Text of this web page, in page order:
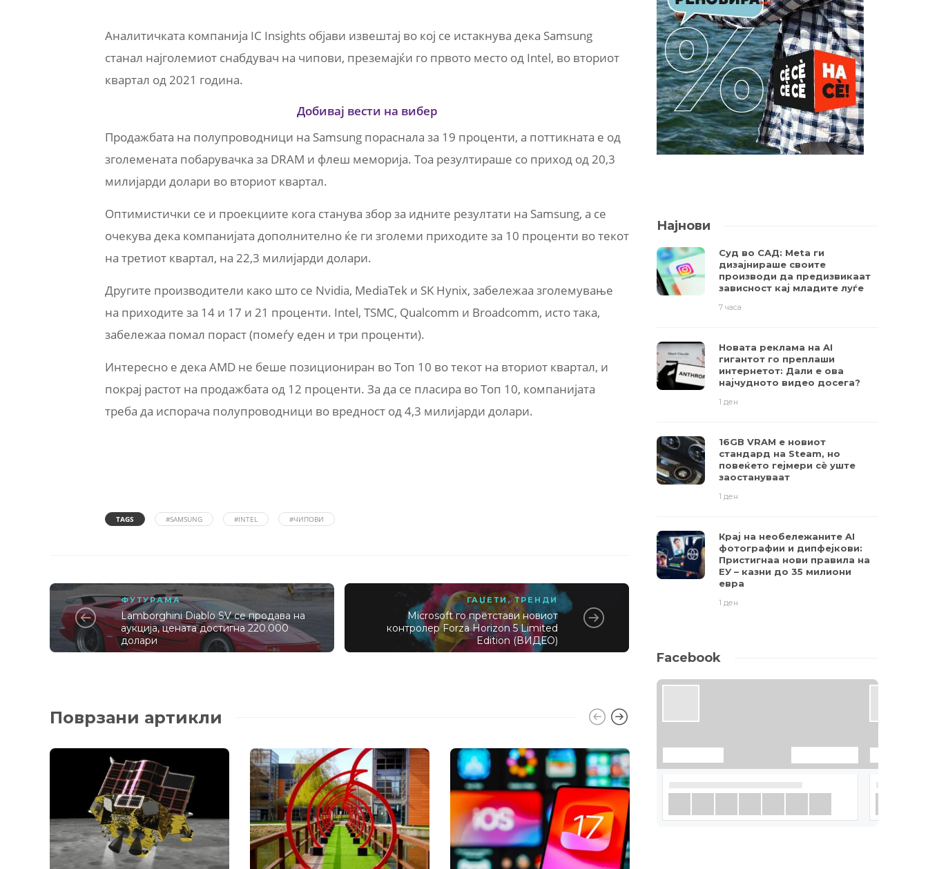
Аналитичката компанија IC Insights објави извештај во кој се истакнува дека Samsung
станал најголемиот снабдувач на чипови, преземајќи го првото место од Intel, во вториот
квартал од 2021 година.
Добивај вести на вибер
Продажбата на полупроводници на Samsung пораснала за 19 проценти, а поттикната е од
зголемената побарувачка за DRAM и флеш меморија. Тоа резултираше со приход од 20,3
милијарди долари во вториот квартал.
Оптимистички се и проекциите кога станува збор за идните резултати на Samsung, а се
очекува дека компанијата дополнително ќе ги зголеми приходите за 10 проценти во текот
на третиот квартал, на 22,3 милијарди долари.
Другите производители како што се Nvidia, MediaTek и SK Hynix, забележаа зголемување
на приходите за 14 и 17 и 21 проценти. Intel, TSMC, Qualcomm и Broadcomm, исто така,
забележаа помал пораст (помеѓу еден и три проценти).
Интересно е дека AMD не беше позициониран во Топ 10 во текот на вториот квартал, и
покрај растот на продажбата од 12 проценти. За да се пласира во Топ 10, компанијата
треба да испорача полупроводници во вредност од 4,3 милијарди долари.
TAGS #SAMSUNG #INTEL #ЧИПОВИ
ФУТУРАМА
Lamborghini Diablo SV се продава на
аукција, цената достигна 220.000
долари
ГАЏЕТИ,ТРЕНДИ
Microsoft го претстави новиот
контролер Forza Horizon 5 Limited
Edition (ВИДЕО)
Поврзани артикли
Најнови
Суд во САД: Meta ги
дизајнираше своите
производи да предизвикаат
зависност кај младите луѓе
7 часа
Новата реклама на AI
гигантот го преплаши
интернетот: Дали е ова
најчудното видео досега?
1 ден
16GB VRAM е новиот
стандард на Steam, но
повеќето гејмери ​​сè уште
заостануваат
1 ден
Крај на необележаните AI
фотографии и дипфејкови:
Пристигнаа нови правила на
ЕУ – казни до 35 милиони
евра
1 ден
Facebook